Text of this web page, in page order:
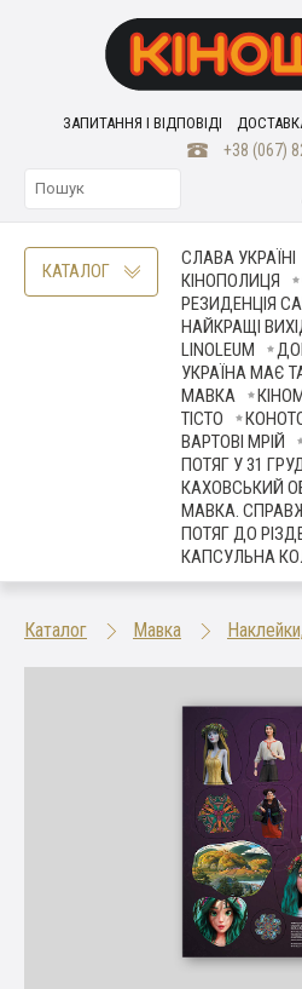
ЗАПИТАННЯ І ВІДПОВІДІ
+38 (067)
КАТАЛОГ
СЛАВА УКРАЇНІ
КІНОПОЛИЦЯ
РЕЗИДЕНЦІЯ
НАЙКРАЩІ
LINOLEUM
УКРАЇНА МАЄ
МАВКА
ТІСТО
ВАРТОВІ МРІЙ
ПОТЯГ У 31
КАХОВСЬКИЙ
МАВКА.
ПОТЯГ ДО
КАПСУЛЬНА
Каталог Мавка